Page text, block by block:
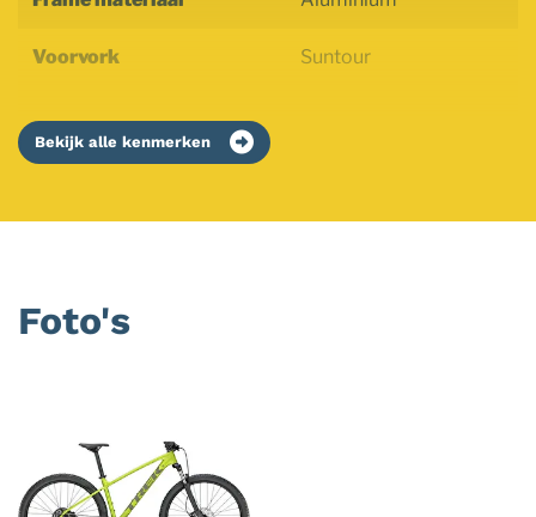
Voorvork Suntour
Bekijk alle kenmerken
Foto's